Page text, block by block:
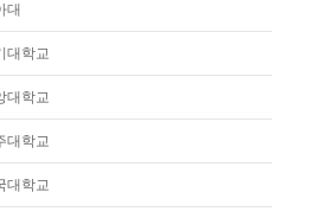
대
대학교
대학교
대학교
대학교